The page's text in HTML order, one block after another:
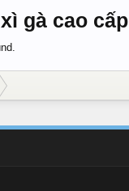
gà cao cấp